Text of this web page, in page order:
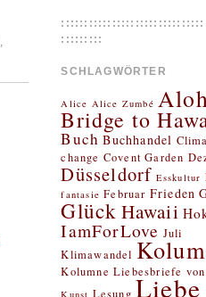
,
:::::::::
SCHLAGWÖRTER
Alice Alice Zumbé
Bridge to
Buch Buchhandel
change Covent Garden
Düsseldorf Esskultur
fantasie Februar Frieden
Glück Hawaii
IamForLove Juli
Klimawandel
Kolumne Liebesbriefe
Kunst Lesung Liebe